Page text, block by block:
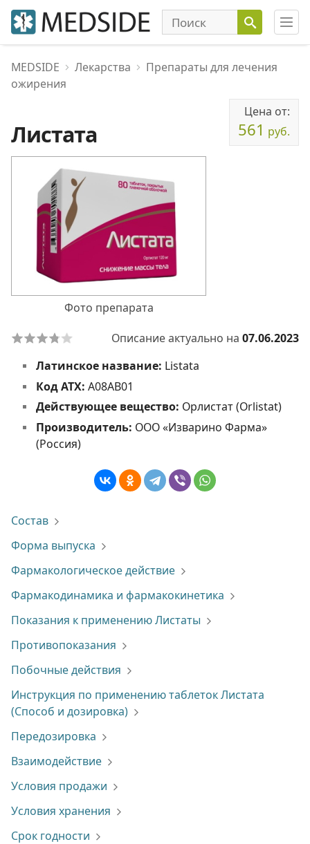
MEDSIDE Лекарства
Препараты для лечения
ожирения
Листата
Цена от:
561 руб.
Фото препарата
Описание актуально на 07.06.2023
Латинское название: Listata
Код АТХ: A08AB01
Действующее вещество: Орлистат (Orlistat)
Производитель: ООО «Изварино Фарма»
(Россия)
Состав
Форма выпуска
Фармакологическое действие
Фармакодинамика и фармакокинетика
Показания к применению Листаты
Противопоказания
Побочные действия
Инструкция по применению таблеток Листата
(Способ и дозировка)
Передозировка
Взаимодействие
Условия продажи
Условия хранения
Срок годности